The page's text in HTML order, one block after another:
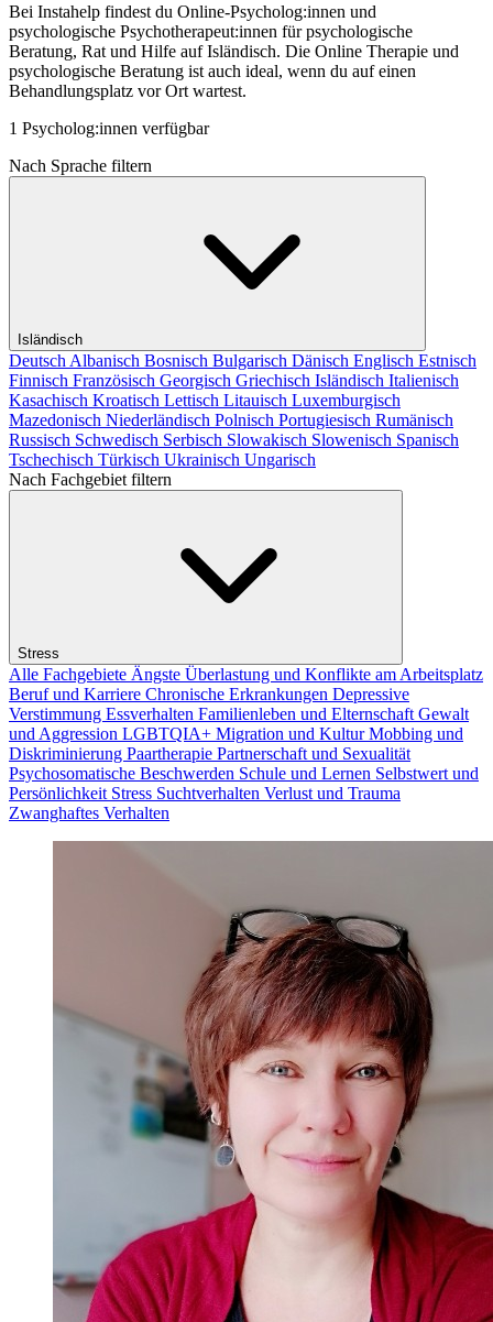
Bei Instahelp findest du Online-Psycholog:innen und
psychologische Psychotherapeut:innen für psychologische
Beratung, Rat und Hilfe auf Isländisch. Die Online Therapie und
psychologische Beratung ist auch ideal, wenn du auf einen
Behandlungsplatz vor Ort wartest.
1 Psycholog:innen verfügbar
Nach Sprache filtern
Isländisch
Deutsch Albanisch Bosnisch Bulgarisch Dänisch Englisch Estnisch
Finnisch Französisch Georgisch Griechisch Isländisch Italienisch
Kasachisch Kroatisch Lettisch Litauisch Luxemburgisch
Mazedonisch Niederländisch Polnisch Portugiesisch Rumänisch
Russisch Schwedisch Serbisch Slowakisch Slowenisch Spanisch
Tschechisch Türkisch Ukrainisch Ungarisch
Nach Fachgebiet filtern
Stress
Alle Fachgebiete Ängste Überlastung und Konflikte am Arbeitsplatz
Beruf und Karriere Chronische Erkrankungen Depressive
Verstimmung Essverhalten Familienleben und Elternschaft Gewalt
und Aggression LGBTQIA+ Migration und KulturMobbing und
Diskriminierung Paartherapie Partnerschaft und Sexualität
Psychosomatische Beschwerden Schule und Lernen Selbstwert und
Persönlichkeit Stress Suchtverhalten Verlust und Trauma
Zwanghaftes Verhalten